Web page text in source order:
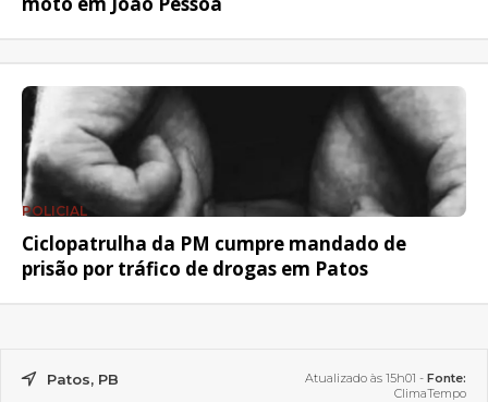
POLICIAL
Ciclopatrulha da PM cumpre mandado de
prisão por tráfico de drogas em Patos
Patos, PB Atualizado às 15h01 - Fonte:
ClimaTempo